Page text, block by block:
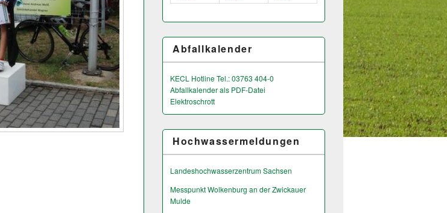
Abfallkalender
KECL Hotline Tel.: 03763 404-0
Abfallkalender als PDF-Datei
Elektroschrott
Hochwassermeldungen
Landeshochwas­serzentrum Sachsen
Messpunkt Wolkenburg an der Zwickauer
Mulde